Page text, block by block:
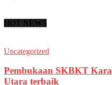
HOT NEWS
Uncategorized
Pembukaan SKBKT
Utara terbaik